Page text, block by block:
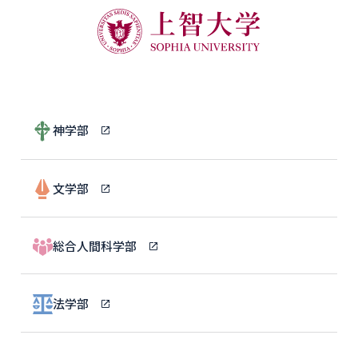
神学部
文学部
総合人間科学部
法学部